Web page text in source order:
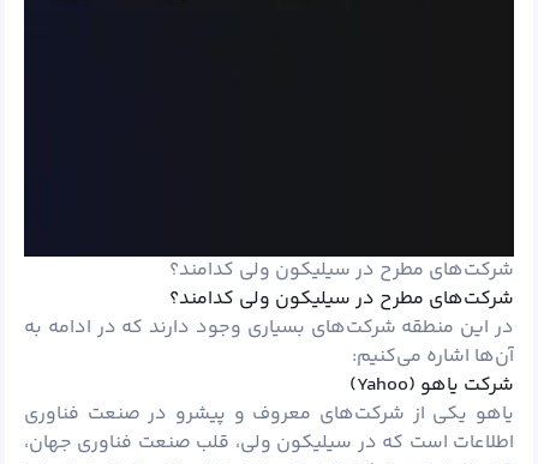
شرکت‌های مطرح در سیلیکون ولی کدامند؟
شرکت‌های مطرح در سیلیکون ولی کدامند؟
در این منطقه شرکت‌های بسیاری وجود دارند که در ادامه به
آن‌ها اشاره می‌کنیم:
شرکت یاهو (Yahoo)
یاهو یکی از شرکت‌های معروف و پیشرو در صنعت فناوری
اطلاعات است که در سیلیکون ولی، قلب صنعت فناوری جهان،